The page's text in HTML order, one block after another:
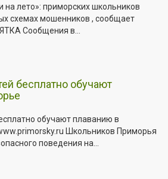
на лето»: приморских школьников
схемах мошенников , сообщает
Сообщения в...
бесплатно обучают
обучают плаванию в
Школьников Приморья
поведения на...